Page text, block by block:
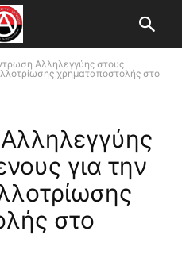
Αλληλεγγύης στους
χρηματαποστολής στο
για την
στο